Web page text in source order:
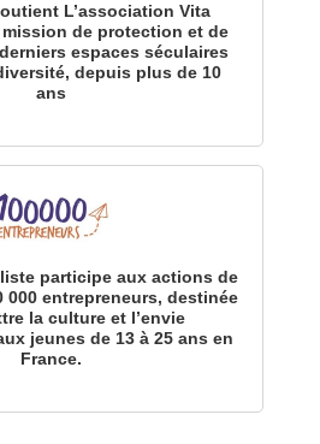
L’association Vita
de protection et de
espaces séculaires
depuis plus de 10
ans
participe aux actions de
000 entrepreneurs, destinée
la culture et l’envie
jeunes de 13 à 25 ans en
France.